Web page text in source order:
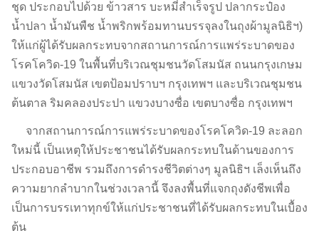
ชุด ประกอบไปด้วย ข้าวสาร บะหมี่สำเร็จรูป ปลากระป๋อง
น้ำปลา น้ำมันพืช น้ำพริกพร้อมทานบรรจุลงในถุงผ้ามูลนิธิฯ)
ให้แก่ผู้ได้รับผลกระทบจากสถานการณ์การแพร่ระบาดของ
โรคโควิด-19 ในพื้นที่บริเวณชุมชนวัดโสมนัส ถนนกรุงเกษม
แขวงวัดโสมนัส เขตป้อมปราบฯ กรุงเทพฯ และบริเวณชุมชน
ต้นตาล ริมคลองประปา แขวงบางซื่อ เขตบางซื่อ กรุงเทพฯ
จากสถานการณ์การแพร่ระบาดของโรคโควิด-19 ละลอก
ใหม่นี้ เป็นเหตุให้ประชาชนได้รับผลกระทบในด้านของการ
ประกอบอาชีพ รวมถึงการดำรงชีวิตต่างๆ มูลนิธิฯ เล็งเห็นถึง
ความยากลำบากในช่วงเวลานี้ จึงลงพื้นที่แจกถุงดังชีพเพื่อ
เป็นการบรรเทาทุกข์ให้แก่ประชาชนที่ได้รับผลกระทบในเบื้อง
ต้น